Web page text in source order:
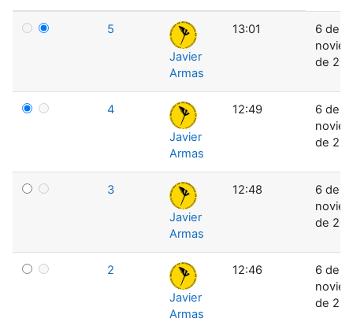
5
Javier
Armas
13:01
6 de
de
4
Javier
Armas
12:49
6 de
de
3
Javier
Armas
12:48
6 de
de
2
Javier
Armas
12:46
6 de
de